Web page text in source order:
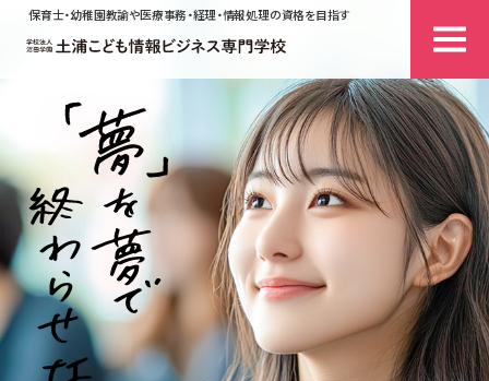
保育士・幼稚園教諭や医療事務・経理・情報処理の資格を目指す